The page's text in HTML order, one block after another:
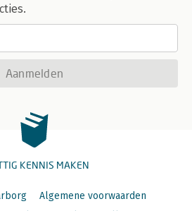
Aanmelden
KENNIS MAKEN
Algemene voorwaarden